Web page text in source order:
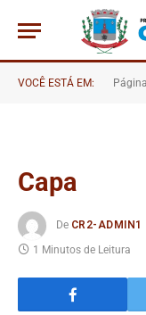
VOCÊ ESTÁ EM:
Capa
De CR2-ADMIN1
1 Minutos de Leitura